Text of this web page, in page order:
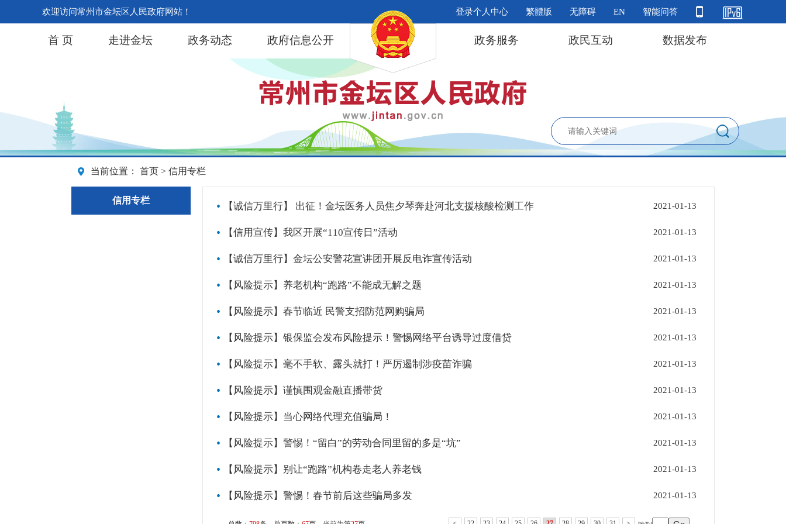
欢迎访问常州市金坛区人民政府网站！ 登录个人中心 繁體版 无障碍 EN 智能问答
首 页 走进金坛 政务动态 政府信息公开 政务服务 政民互动 数据发布
当前位置： 首页 > 信用专栏
信用专栏
【诚信万里行】 出征！金坛医务人员焦夕琴奔赴河北支援核酸检测工作 2021-01-13
【信用宣传】我区开展“110宣传日”活动 2021-01-13
【诚信万里行】金坛公安警花宣讲团开展反电诈宣传活动 2021-01-13
【风险提示】养老机构“跑路”不能成无解之题 2021-01-13
【风险提示】春节临近 民警支招防范网购骗局 2021-01-13
【风险提示】银保监会发布风险提示！警惕网络平台诱导过度借贷 2021-01-13
【风险提示】毫不手软、露头就打！严厉遏制涉疫苗诈骗 2021-01-13
【风险提示】谨慎围观金融直播带货 2021-01-13
【风险提示】当心网络代理充值骗局！ 2021-01-13
【风险提示】警惕！“留白”的劳动合同里留的多是“坑” 2021-01-13
【风险提示】别让“跑路”机构卷走老人养老钱 2021-01-13
【风险提示】警惕！春节前后这些骗局多发 2021-01-13